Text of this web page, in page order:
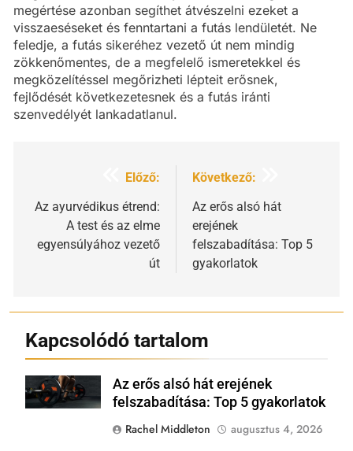
megértése azonban segíthet átvészelni ezeket a
visszaeséseket és fenntartani a futás lendületét. Ne
feledje, a futás sikeréhez vezető út nem mindig
zökkenőmentes, de a megfelelő ismeretekkel és
megközelítéssel megőrizheti lépteit erősnek,
fejlődését következetesnek és a futás iránti
szenvedélyét lankadatlanul.
navigáció
Előző:
Az ayurvédikus étrend:
A test és az elme
egyensúlyához vezető
út
Következő:
Az erős alsó hát
erejének
felszabadítása: Top 5
gyakorlatok
Kapcsolódó tartalom
Shutterstock
Az erős alsó hát erejének
felszabadítása: Top 5 gyakorlatok
Rachel Middleton
augusztus 4, 2026